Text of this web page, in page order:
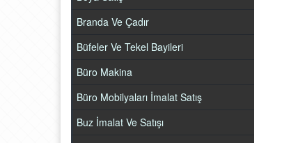
Branda Ve Çadır
Büfeler Ve Tekel Bayileri
Büro Makina
Büro Mobilyaları İmalat Satış
Buz İmalat Ve Satışı